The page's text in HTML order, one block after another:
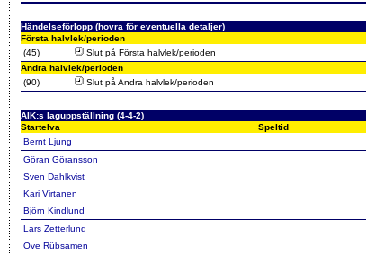
Händelseförlopp (hovra för eventuella detaljer)
Första halvlek/perioden
(45)
Slut på Första halvlek/perioden
Andra halvlek/perioden
(90)
Slut på Andra halvlek/perioden
AIK:s laguppställning (4-4-2)
Startelva
Speltid
Bernt Ljung
Göran Göransson
Sven Dahlkvist
Kari Virtanen
Björn Kindlund
Lars Zetterlund
Ove Rübsamen